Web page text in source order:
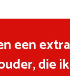
een extra
die ik